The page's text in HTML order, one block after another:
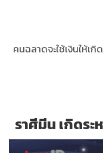
คนฉลาดจะใช้เงินให้เกิ
ราศีมีน เกิดระ